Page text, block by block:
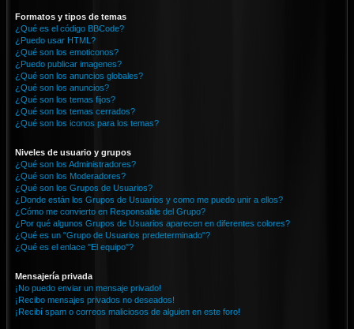
Formatos y tipos de temas
¿Qué es el código BBCode?
¿Puedo usar HTML?
¿Qué son los emoticonos?
¿Puedo publicar imagenes?
¿Qué son los anuncios globales?
¿Qué son los anuncios?
¿Qué son los temas fijos?
¿Qué son los temas cerrados?
¿Qué son los iconos para los temas?
Niveles de usuario y grupos
¿Qué son los Administradores?
¿Qué son los Moderadores?
¿Qué son los Grupos de Usuarios?
¿Donde están los Grupos de Usuarios y como me puedo unir a ellos?
¿Cómo me convierto en Responsable del Grupo?
¿Por qué algunos Grupos de Usuarios aparecen en diferentes colores?
¿Qué es un "Grupo de Usuarios predeterminado"?
¿Qué es el enlace "El equipo"?
Mensajería privada
¡No puedo enviar un mensaje privado!
¡Recibo mensajes privados no deseados!
¡Recibí spam o correos maliciosos de alguien en este foro!